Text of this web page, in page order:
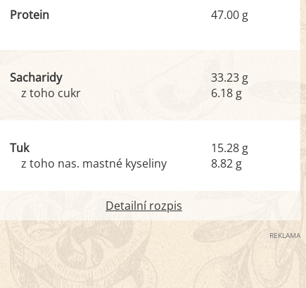
Protein 47.00 g
Sacharidy
z toho cukr
33.23 g
6.18 g
Tuk
z toho nas. mastné kyseliny
15.28 g
8.82 g
Detailní rozpis
REKLAMA